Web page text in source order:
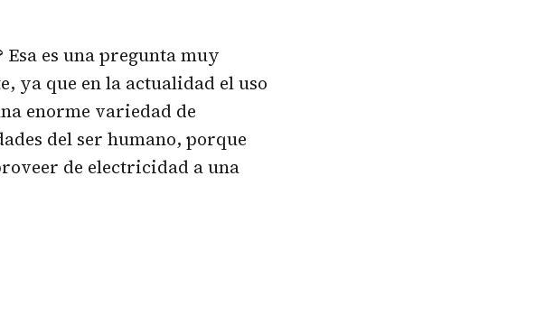
Esa es una pregunta muy
ya que en la actualidad el uso
enorme variedad de
del ser humano, porque
de electricidad a una